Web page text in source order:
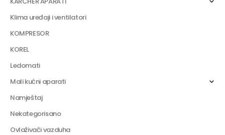
Klima uređaji i ventilatori
KOMPRESOR
KOREL
Ledomati
Mali kućni aparati
Namještaj
Nekategorisano
Ovlaživači vazduha